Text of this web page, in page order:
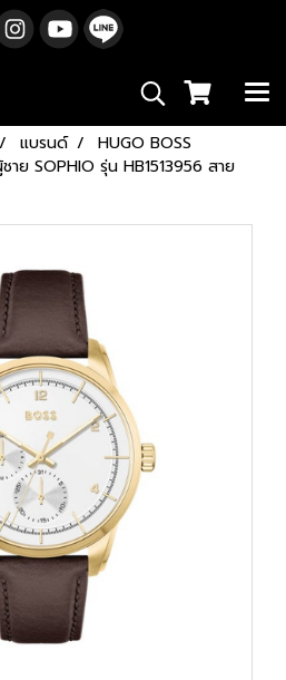
แบรนด์
HUGO BOSS
าย SOPHIO รุ่น HB1513956 สาย